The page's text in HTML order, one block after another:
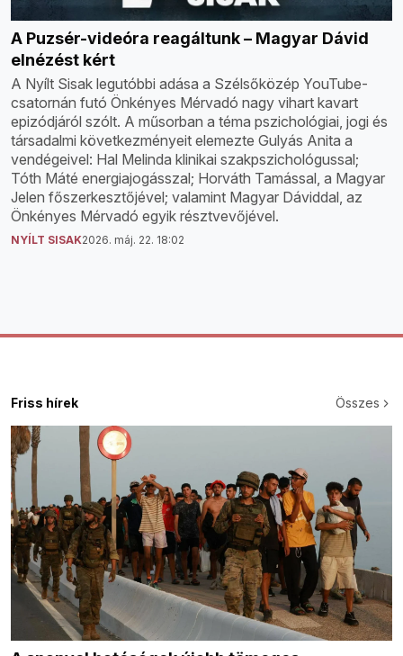
A Puzsér-videóra reagáltunk – Magyar Dávid
elnézést kért
A Nyílt Sisak legutóbbi adása a Szélsőközép YouTube-
csatornán futó Önkényes Mérvadó nagy vihart kavart
epizódjáról szólt. A műsorban a téma pszichológiai, jogi és
társadalmi következményeit elemezte Gulyás Anita a
vendégeivel: Hal Melinda klinikai szakpszichológussal;
Tóth Máté energiajogásszal; Horváth Tamással, a Magyar
Jelen főszerkesztőjével; valamint Magyar Dáviddal, az
Önkényes Mérvadó egyik résztvevőjével.
NYÍLT SISAK2026. máj. 22. 18:02
Friss hírek Összes